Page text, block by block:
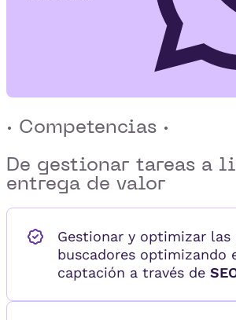
· Competencias ·
De gestionar tareas a
entrega de valor
Gestionar y optimizar las
buscadores optimizando
captación a través de